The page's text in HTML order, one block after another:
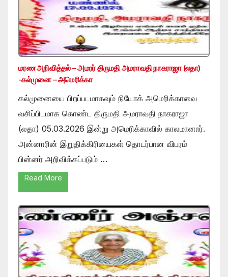
மரண அறிவித்தல் – அமரர் திருமதி அமராவதி நாகராஜா (லதா)
-கல்முனை – அமெரிக்கா
கல்முனையை பிறப்படமாகவும் நியோக் அமெரிக்காவை
வசிப்பிடமாக கொண்ட திருமதி அமராவதி நாகராஜா
(லதா) 05.03.2026 இன்று அமெரிக்காவில் காலமானார்.
அன்னாரின் இறுதிக்கிரியைகள் தொடர்பான விபரம்
பின்னர் அறிவிக்கப்படும் …
Read More